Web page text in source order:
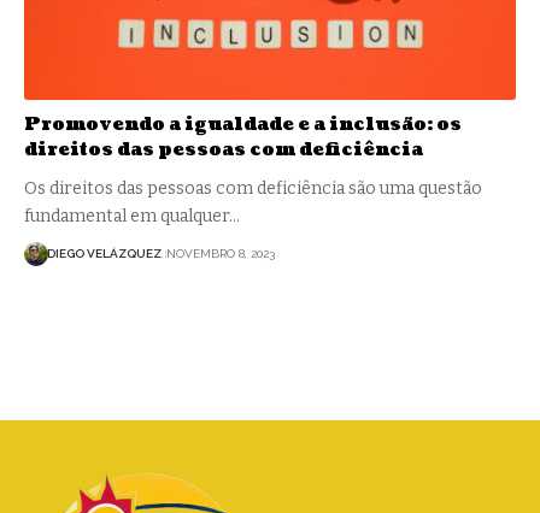
Promovendo a igualdade e a inclusão: os
direitos das pessoas com deficiência
Os direitos das pessoas com deficiência são uma questão
fundamental em qualquer…
DIEGO VELÁZQUEZ NOVEMBRO 8, 2023